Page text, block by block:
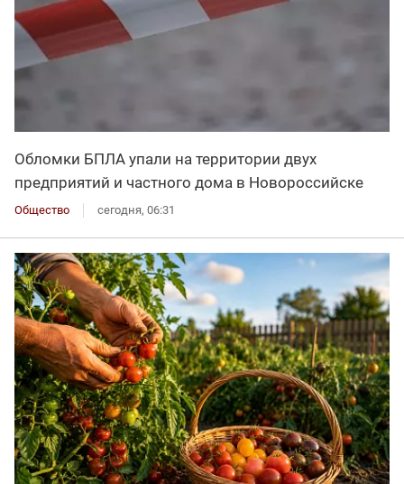
Обломки БПЛА упали на территории двух
предприятий и частного дома в Новороссийске
Общество сегодня, 06:31